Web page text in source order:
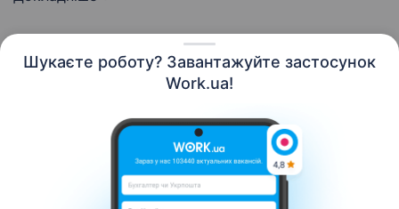
Шукаєте роботу? Завантажуйте застосунок
Work.ua!